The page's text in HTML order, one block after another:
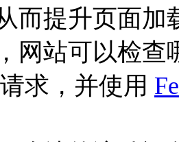
而提升页面加
网站可以检查
求，并使用